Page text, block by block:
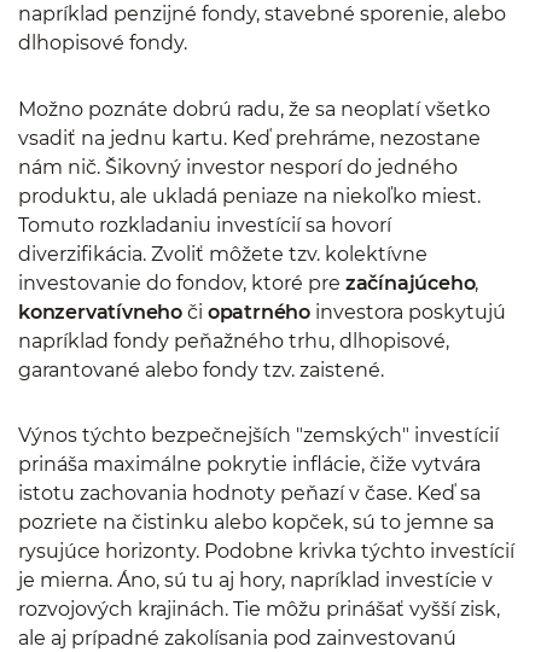
napríklad penzijné fondy, stavebné sporenie, alebo
dlhopisové fondy.
Možno poznáte dobrú radu, že sa neoplatí všetko
vsadiť na jednu kartu. Keď prehráme, nezostane
nám nič. Šikovný investor nesporí do jedného
produktu, ale ukladá peniaze na niekoľko miest.
Tomuto rozkladaniu investícií sa hovorí
diverzifikácia. Zvoliť môžete tzv. kolektívne
investovanie do fondov, ktoré pre začínajúceho,
konzervatívneho či opatrného investora poskytujú
napríklad fondy peňažného trhu, dlhopisové,
garantované alebo fondy tzv. zaistené.
Výnos týchto bezpečnejších "zemských" investícií
prináša maximálne pokrytie inflácie, čiže vytvára
istotu zachovania hodnoty peňazí v čase. Keď sa
pozriete na čistinku alebo kopček, sú to jemne sa
rysujúce horizonty. Podobne krivka týchto investícií
je mierna. Áno, sú tu aj hory, napríklad investície v
rozvojových krajinách. Tie môžu prinášať vyšší zisk,
ale aj prípadné zakolísania pod zainvestovanú